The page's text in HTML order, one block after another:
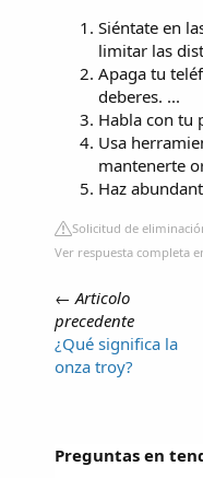
Siéntate en
limitar las
Apaga tu
deberes. ...
Habla con tu
Usa
mantenerte
Haz
Solicitud de
Ver respuesta completa
← Articolo
precedente
¿Qué significa la
onza troy?
Preguntas en